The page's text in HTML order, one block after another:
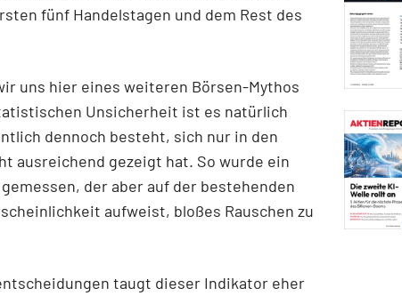
fünf Handelstagen und dem Rest des
uns hier eines weiteren Börsen-Mythos
Unsicherheit ist es natürlich
dennoch besteht, sich nur in den
ausreichend gezeigt hat. So wurde ein
der aber auf der bestehenden
aufweist, bloßes Rauschen zu
taugt dieser Indikator eher